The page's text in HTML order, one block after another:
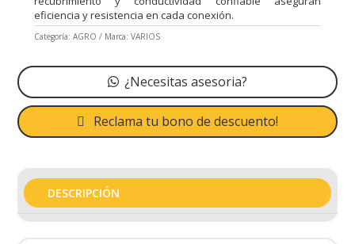
eficiencia y resistencia en cada conexión.
Categoría: AGRO Marca: VARIOS
¿Necesitas asesoria?
Reclama tu bono de descuento!
DESCRIPCIÓN